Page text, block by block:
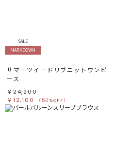
SALE
MARKDOWN
サマーツイードリブニットワンピ
ース
￥24,200
￥12,100
（50%OFF）